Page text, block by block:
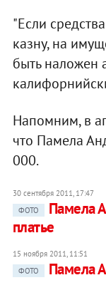
"Если
казну, на
быть наложен
Напомним, в
что Памела
000.
30 сентября 2011, 17:47
ФОТО
Памела
платье
15 ноября 2011, 11:51
ФОТО
Памела